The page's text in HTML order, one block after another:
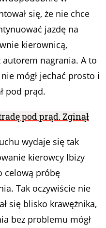
się, że nie chce
jazdę na
kierownicą,
autorem nagrania. A to
mógł jechać prosto i
pod prąd.
pod prąd. Zginął
wydaje się tak
kierowcy Ibizy
celową próbę
Tak oczywiście nie
się blisko krawężnika,
bez problemu mógł